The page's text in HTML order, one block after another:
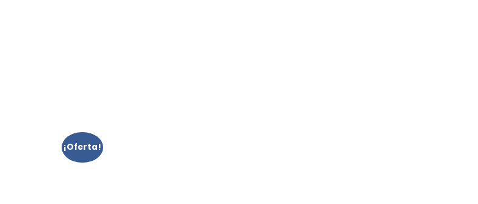
¡Oferta!